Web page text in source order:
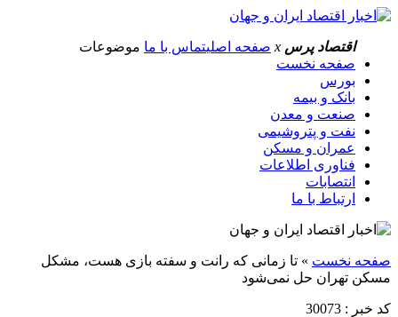
اقتصاد پرس x صفحه اصلیتماس با ما موضوعات
صفحه نخست
بورس
بانک و بیمه
صنعت و معدن
نفت و پتروشیمی
عمران و مسکن
فناوری اطلاعات
انتصابات
ارتباط با ما
صفحه نخست » تا زمانی که رانت و سفته بازی هست، مشکل
مسکن تهران حل نمی‌شود
کد خبر : 30073